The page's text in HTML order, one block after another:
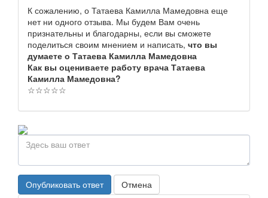
К сожалению, о Татаева Камилла Мамедовна еще
нет ни одного отзыва. Мы будем Вам очень
признательны и благодарны, если вы сможете
поделиться своим мнением и написать, что вы
думаете о Татаева Камилла Мамедовна
Как вы оцениваете работу врача Татаева
Камилла Мамедовна?
☆☆☆☆☆
Опубликовать ответ Отмена